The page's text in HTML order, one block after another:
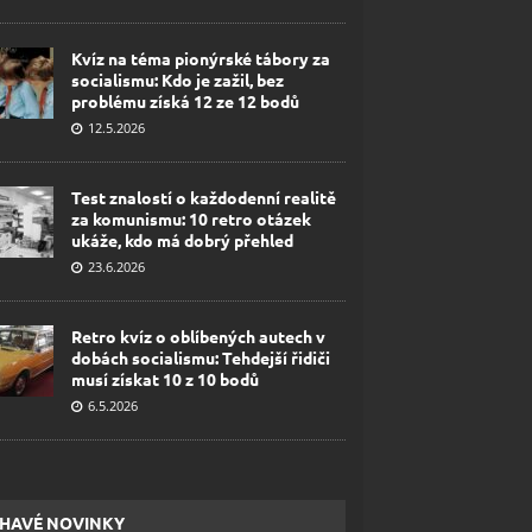
Kvíz na téma pionýrské tábory za
socialismu: Kdo je zažil, bez
problému získá 12 ze 12 bodů
12.5.2026
Test znalostí o každodenní realitě
za komunismu: 10 retro otázek
ukáže, kdo má dobrý přehled
23.6.2026
Retro kvíz o oblíbených autech v
dobách socialismu: Tehdejší řidiči
musí získat 10 z 10 bodů
6.5.2026
NOVINKY